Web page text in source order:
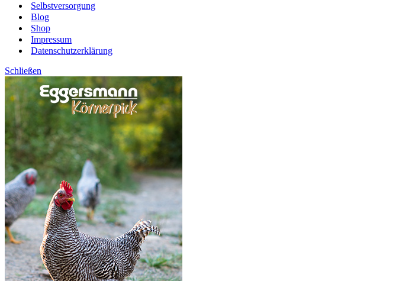
Selbstversorgung
Blog
Shop
Impressum
Datenschutzerklärung
Schließen